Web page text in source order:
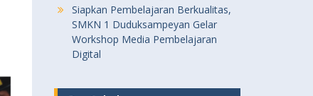
Siapkan Pembelajaran Berkualitas,
SMKN 1 Duduksampeyan Gelar
Workshop Media Pembelajaran
Digital